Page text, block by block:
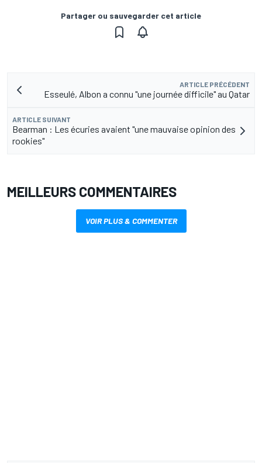
Partager ou sauvegarder cet article
ARTICLE PRÉCÉDENT
Esseulé, Albon a connu "une journée difficile" au Qatar
ARTICLE SUIVANT
Bearman : Les écuries avaient "une mauvaise opinion des
rookies"
MEILLEURS COMMENTAIRES
VOIR PLUS & COMMENTER